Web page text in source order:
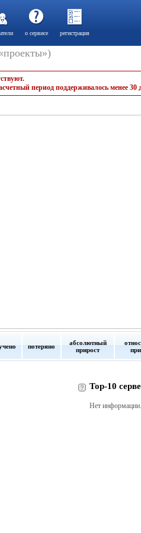
о сервисе регистрация
период поддерживалось менее 30
потеряно
абсолютный
прирост
Top-10
Нет информации.